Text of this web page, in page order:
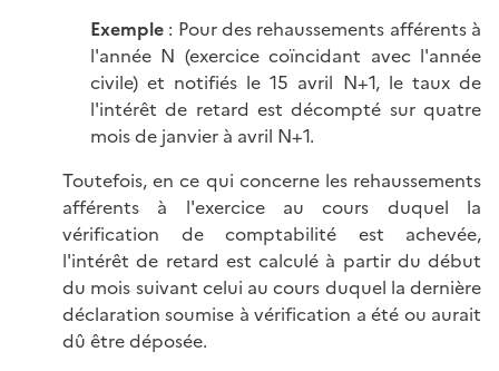
Exemple: Pour des rehaussements afférents à
l'année N (exercice coïncidant avec l'année
civile) et notifiés le 15 avril N+1, le taux de
l'intérêt de retard est décompté sur quatre
mois de janvier à avril N+1.
Toutefois, en ce qui concerne les rehaussements
afférents à l'exercice au cours duquel la
vérification de comptabilité est achevée,
l'intérêt de retard est calculé à partir du début
du mois suivant celui au cours duquel la dernière
déclaration soumise à vérification a été ou aurait
dû être déposée.